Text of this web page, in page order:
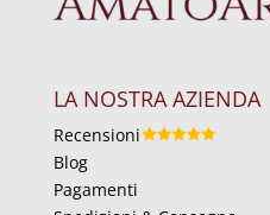
LA NOSTRA AZIENDA
Recensioni
Blog
Pagamenti